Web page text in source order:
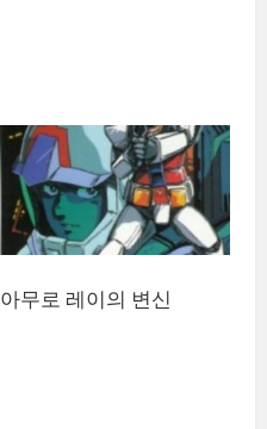
아무로 레이의 변신